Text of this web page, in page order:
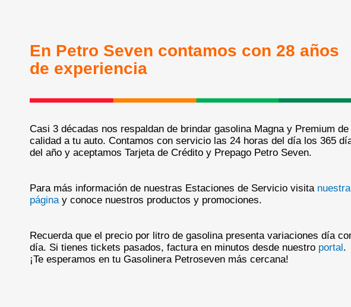
En Petro Seven contamos con 28 años
de experiencia
Casi 3 décadas nos respaldan de brindar gasolina Magna y Premium de
calidad a tu auto. Contamos con servicio las 24 horas del día los 365
del año y aceptamos Tarjeta de Crédito y Prepago Petro Seven.
Para más información de nuestras Estaciones de Servicio visita nuestra
páginay conoce nuestros productos y promociones.
Recuerda que el precio por litro de gasolina presenta variaciones día
día. Si tienes tickets pasados, factura en minutos desde nuestro portal .
¡Te esperamos en tu Gasolinera Petroseven más cercana!